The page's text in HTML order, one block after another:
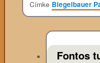
Címke Biegelbauer
Fontos